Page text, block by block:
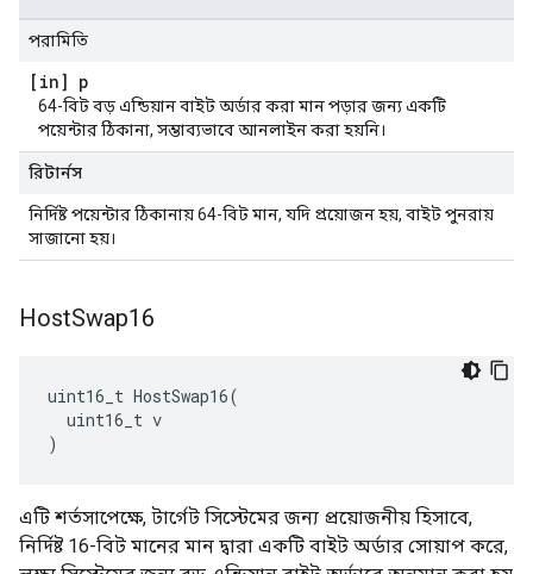
পরামিতি
[in] p
64-বিট বড় এন্ডিয়ান বাইট অর্ডার করা মান পড়ার জন্য একটি
পয়েন্টার ঠিকানা, সম্ভাব্যভাবে আনলাইন করা হয়নি।
রিটার্নস
নির্দিষ্ট পয়েন্টার ঠিকানায় 64-বিট মান, যদি প্রয়োজন হয়, বাইট পুনরায়
সাজানো হয়।
HostSwap16
uint16_t HostSwap16(
  uint16_t v
)
এটি শর্তসাপেক্ষে, টার্গেট সিস্টেমের জন্য প্রয়োজনীয় হিসাবে,
নির্দিষ্ট 16-বিট মানের মান দ্বারা একটি বাইট অর্ডার সোয়াপ করে,